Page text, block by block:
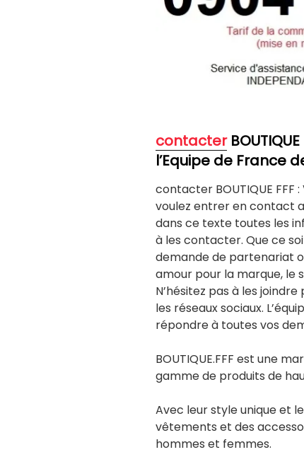
contacterBOUTIQUE
l’Equipe de France
contacter BOUTIQUE FFF
voulez entrer en contact
dans ce texte toutes les
à les contacter. Que ce
demande de partenariat
amour pour la marque, le
N’hésitez pas à les
les réseaux sociaux.
répondre à toutes vos
BOUTIQUE.FFF est une
gamme de produits de
Avec leur style unique et
vêtements et des
hommes et femmes.